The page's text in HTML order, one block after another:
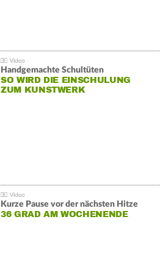
Handgemachte Schultüten
SO WIRD DIE EINSCHULUNG
ZUM KUNSTWERK
Kurze Pause vor der nächsten Hitze
36 GRAD AM WOCHENENDE